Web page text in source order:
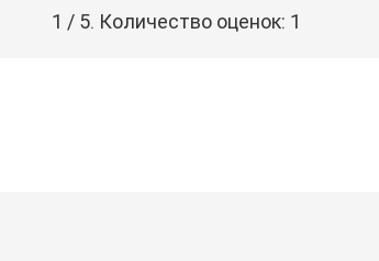
1 / 5. Количество оценок: 1